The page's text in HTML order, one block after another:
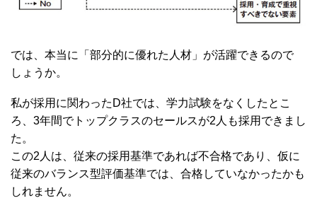
では、本当に「部分的に優れた人材」が活躍できるので
しょうか。
私が採用に関わったD社では、学力試験をなくしたとこ
ろ、3年間でトップクラスのセールスが2人も採用できまし
た。
この2人は、従来の採用基準であれば不合格であり、仮に
従来のバランス型評価基準では、合格していなかったかも
しれません。